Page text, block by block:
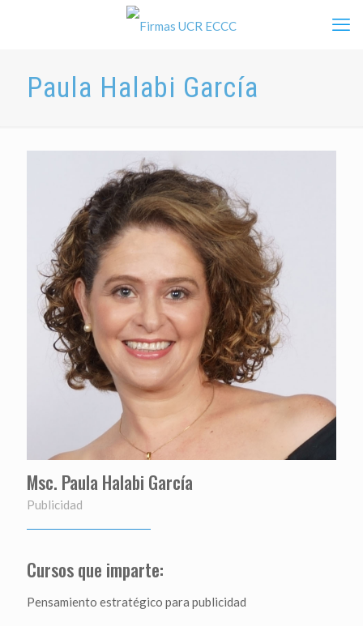
Paula Halabi García
Msc. Paula Halabi García
Publicidad
Cursos que imparte:
Pensamiento estratégico para publicidad